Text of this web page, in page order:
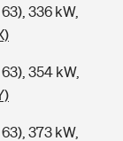
336 kW,
354 kW,
373 kW,